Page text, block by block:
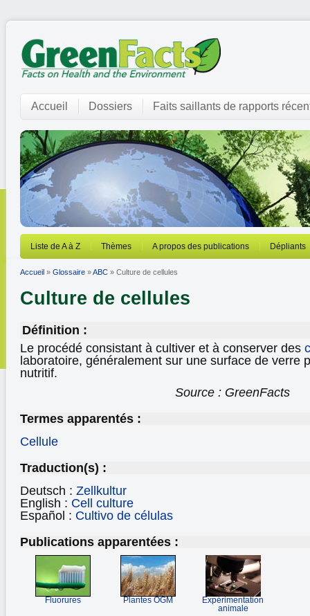
Accueil Dossiers Faits saillants de rapports
Liste de A à Z Thèmes A propos des publications Dépliants
Accueil » Glossaire »ABC » Culture de cellules
Culture de cellules
Définition :
Le procédé consistant à cultiver et à conserver des
laboratoire, généralement sur une surface de verre
nutritif.
Source : GreenFacts
Termes apparentés :
Cellule
Traduction(s) :
Deutsch : Zellkultur
English : Cell culture
Español : Cultivo de células
Publications apparentées :
Fluorures Plantes OGM
Expérimentation
animale